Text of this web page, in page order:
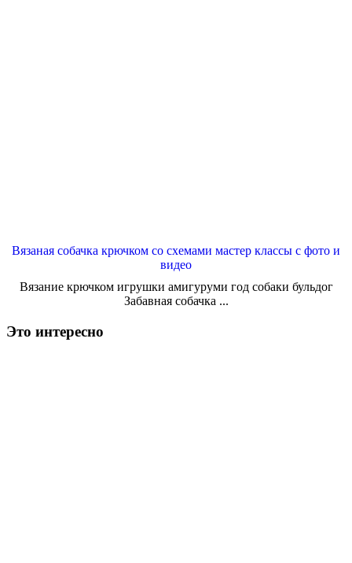
Вязаная собачка крючком со схемами мастер классы с фото и
видео
Вязание крючком игрушки амигуруми год собаки бульдог
Забавная собачка ...
Это интересно